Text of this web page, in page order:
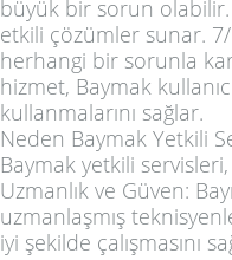
büyük bir sorun olabilir.
etkili çözümler sunar.
herhangi bir sorunla
hizmet, Baymak
kullanmalarını sağlar.
Neden Baymak Yetkili
Baymak yetkili
Uzmanlık ve Güven:
uzmanlaşmış
iyi şekilde çalışmasını